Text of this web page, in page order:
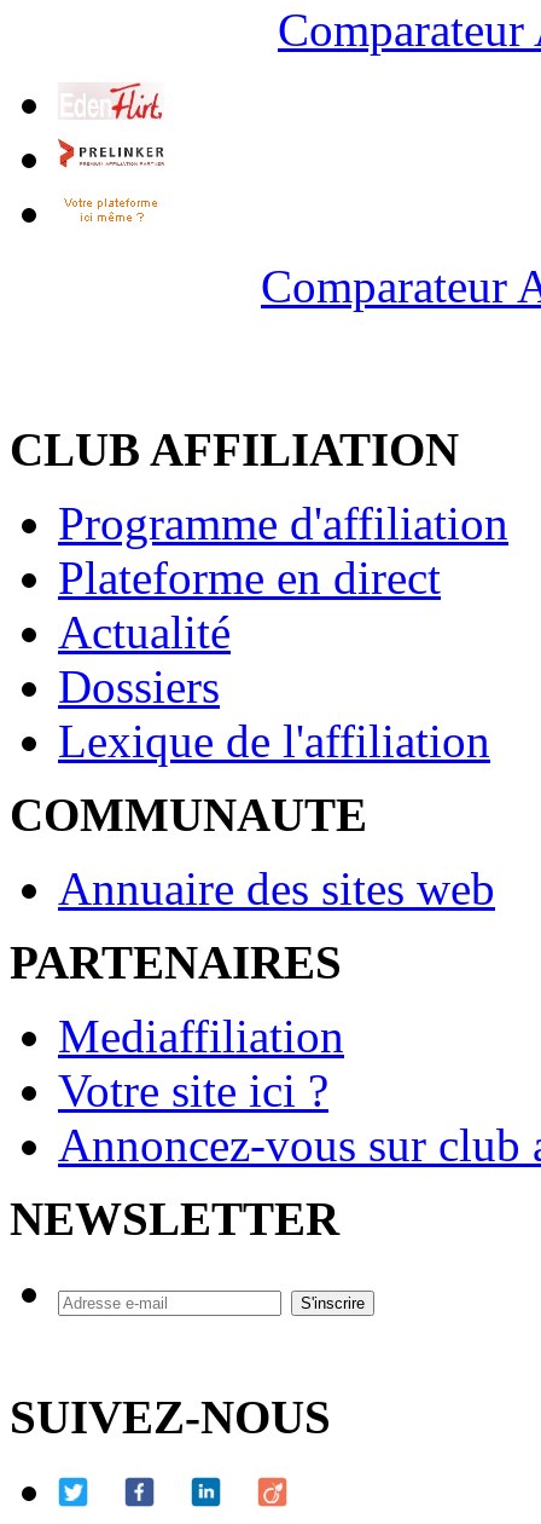
Comparateur
CLUB AFFILIATION
Programme d'affiliation
Plateforme en direct
Actualité
Dossiers
Lexique de l'affiliation
COMMUNAUTE
Annuaire des sites web
PARTENAIRES
Mediaffiliation
Votre site ici ?
Annoncez-vous sur
NEWSLETTER
SUIVEZ-NOUS